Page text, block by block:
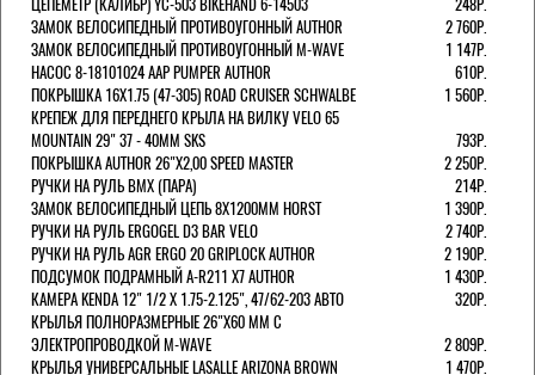
ЗАМОК ВЕЛОСИПЕДНЫЙ ПРОТИВОУГОННЫЙ AUTHOR
2 760Р.
ЗАМОК ВЕЛОСИПЕДНЫЙ ПРОТИВОУГОННЫЙ M-WAVE
1 147Р.
НАСОС 8-18101024 AAP PUMPER AUTHOR
610Р.
ПОКРЫШКА 16X1.75 (47-305) ROAD CRUISER SCHWALBE
1 560Р.
КРЕПЕЖ ДЛЯ ПЕРЕДНЕГО КРЫЛА НА ВИЛКУ VELO 65
MOUNTAIN 29" 37 - 40ММ SKS
793Р.
ПОКРЫШКА AUTHOR 26"Х2,00 SPEED MASTER
2 250Р.
РУЧКИ НА РУЛЬ BMX (ПАРА)
214Р.
ЗАМОК ВЕЛОCИПЕДНЫЙ ЦЕПЬ 8Х1200ММ HORST
1 390Р.
РУЧКИ НА РУЛЬ ERGOGEL D3 BAR VELO
2 740Р.
РУЧКИ НА РУЛЬ AGR ERGO 20 GRIPLOCK AUTHOR
2 190Р.
ПОДСУМОК ПОДРАМНЫЙ A-R211 X7 AUTHOR
1 430Р.
КАМЕРА KENDA 12" 1/2 Х 1.75-2.125", 47/62-203 АВТО
320Р.
КРЫЛЬЯ ПОЛНОРАЗМЕРНЫЕ 26"Х60 ММ С
ЭЛЕКТРОПРОВОДКОЙ M-WAVE
2 809Р.
КРЫЛЬЯ УНИВЕРСАЛЬНЫЕ LASALLE ARIZONA BROWN
1 470Р.